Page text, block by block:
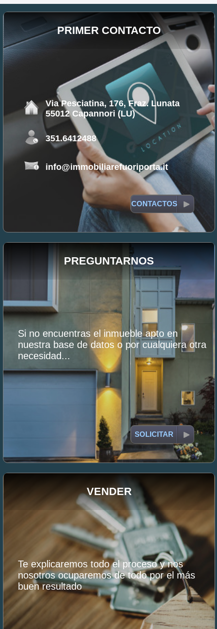
PRIMER CONTACTO
Via Pesciatina, 176, Fraz. Lunata
55012 Capannori (LU)
351.6412488
info@immobiliarefuoriporta.it
CONTACTOS
PREGUNTARNOS
Si no encuentras el inmueble apto en
nuestra base de datos o por cualquiera otra
necesidad...
SOLICITAR
VENDER
Te explicaremos todo el proceso y nos
nosotros ocuparemos de todo por el más
buen resultado